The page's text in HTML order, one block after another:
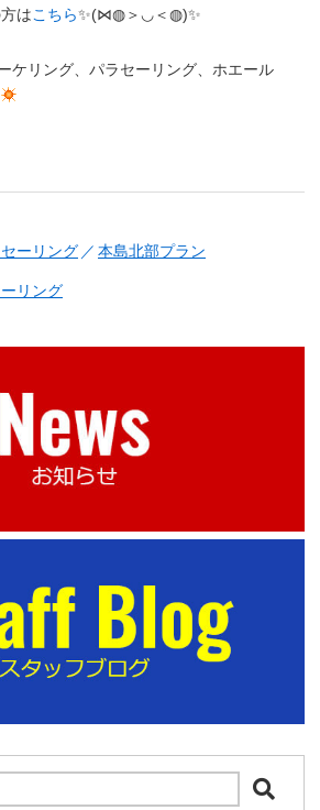
はこちら✨(⋈◍＞◡＜◍)✨
ケリング、パラセーリング、ホエール
ーリング 本島北部プラン
リング